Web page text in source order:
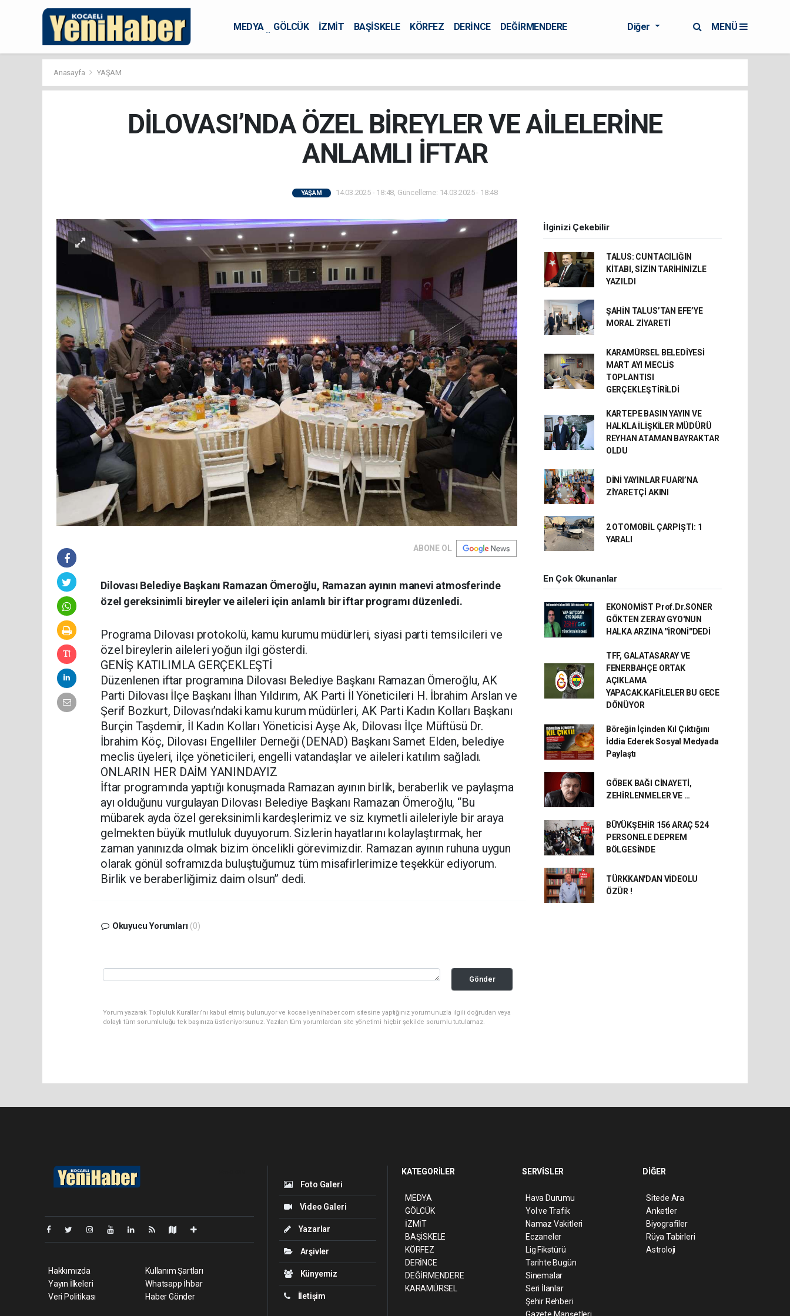
MEDYA GÖLCÜK İZMİT BAŞİSKELE KÖRFEZ DERİNCE
DEĞİRMENDERE
Diğer MENÜ
Anasayfa YAŞAM
DİLOVASI’NDA ÖZEL BİREYLER VE AİLELERİNE
ANLAMLI İFTAR
YAŞAM 14.03.2025 - 18:48, Güncelleme: 14.03.2025 - 18:48
ABONE OL
Dilovası Belediye Başkanı Ramazan Ömeroğlu, Ramazan ayının manevi atmosferinde
özel gereksinimli bireyler ve aileleri için anlamlı bir iftar programı düzenledi.
Programa Dilovası protokolü, kamu kurumu müdürleri, siyasi parti temsilcileri ve
özel bireylerin aileleri yoğun ilgi gösterdi.
GENİŞ KATILIMLA GERÇEKLEŞTİ
Düzenlenen iftar programına Dilovası Belediye Başkanı Ramazan Ömeroğlu, AK
Parti Dilovası İlçe Başkanı İlhan Yıldırım, AK Parti İl Yöneticileri H. İbrahim Arslan ve
Şerif Bozkurt, Dilovası’ndaki kamu kurum müdürleri, AK Parti Kadın Kolları Başkanı
Burçin Taşdemir, İl Kadın Kolları Yöneticisi Ayşe Ak, Dilovası İlçe Müftüsü Dr.
İbrahim Köç, Dilovası Engelliler Derneği (DENAD) Başkanı Samet Elden, belediye
meclis üyeleri, ilçe yöneticileri, engelli vatandaşlar ve aileleri katılım sağladı.
ONLARIN HER DAİM YANINDAYIZ
İftar programında yaptığı konuşmada Ramazan ayının birlik, beraberlik ve paylaşma
ayı olduğunu vurgulayan Dilovası Belediye Başkanı Ramazan Ömeroğlu, “Bu
mübarek ayda özel gereksinimli kardeşlerimiz ve siz kıymetli aileleriyle bir araya
gelmekten büyük mutluluk duyuyorum. Sizlerin hayatlarını kolaylaştırmak, her
zaman yanınızda olmak bizim öncelikli görevimizdir. Ramazan ayının ruhuna uygun
olarak gönül soframızda buluştuğumuz tüm misafirlerimize teşekkür ediyorum.
Birlik ve beraberliğimiz daim olsun” dedi.
Okuyucu Yorumları (0)
Gönder
Yorum yazarak Topluluk Kuralları’nı kabul etmiş bulunuyor ve kocaeliyenihaber.com sitesine yaptığınız yorumunuzla ilgili doğrudan veya
dolaylı tüm sorumluluğu tek başınıza üstleniyorsunuz. Yazılan tüm yorumlardan site yönetimi hiçbir şekilde sorumlu tutulamaz.
İlginizi Çekebilir
TALUS: CUNTACILIĞIN
KİTABI, SİZİN TARİHİNİZLE
YAZILDI
ŞAHİN TALUS’TAN EFE’YE
MORAL ZİYARETİ
KARAMÜRSEL BELEDİYESİ
MART AYI MECLİS
TOPLANTISI
GERÇEKLEŞTİRİLDİ
KARTEPE BASIN YAYIN VE
HALKLA İLİŞKİLER MÜDÜRÜ
REYHAN ATAMAN BAYRAKTAR
OLDU
DİNİ YAYINLAR FUARI’NA
ZİYARETÇİ AKINI
2 OTOMOBİL ÇARPIŞTI: 1
YARALI
En Çok Okunanlar
EKONOMİST Prof.Dr.SONER
GÖKTEN ZERAY GYO'NUN
HALKA ARZINA ''İRONİ''DEDİ
TFF, GALATASARAY VE
FENERBAHÇE ORTAK
AÇIKLAMA
YAPACAK.KAFİLELER BU GECE
DÖNÜYOR
Böreğin İçinden Kıl Çıktığını
İddia Ederek Sosyal Medyada
Paylaştı
GÖBEK BAĞI CİNAYETİ,
ZEHİRLENMELER VE …
BÜYÜKŞEHİR 156 ARAÇ 524
PERSONELE DEPREM
BÖLGESİNDE
TÜRKKAN'DAN VİDEOLU
ÖZÜR !
Hakkımızda
Yayın İlkeleri
Veri Politikası
Kullanım Şartları
Whatsapp İhbar
Haber Gönder
Foto Galeri
Video Galeri
Yazarlar
Arşivler
Künyemiz
İletişim
KATEGORİLER
MEDYA
GÖLCÜK
İZMİT
BAŞİSKELE
KÖRFEZ
DERİNCE
DEĞİRMENDERE
KARAMÜRSEL
SERVİSLER
Hava Durumu
Yol ve Trafik
Namaz Vakitleri
Eczaneler
Lig Fikstürü
Tarihte Bugün
Sinemalar
Seri İlanlar
Şehir Rehberi
DİĞER
Sitede Ara
Anketler
Biyografiler
Rüya Tabirleri
Astroloji